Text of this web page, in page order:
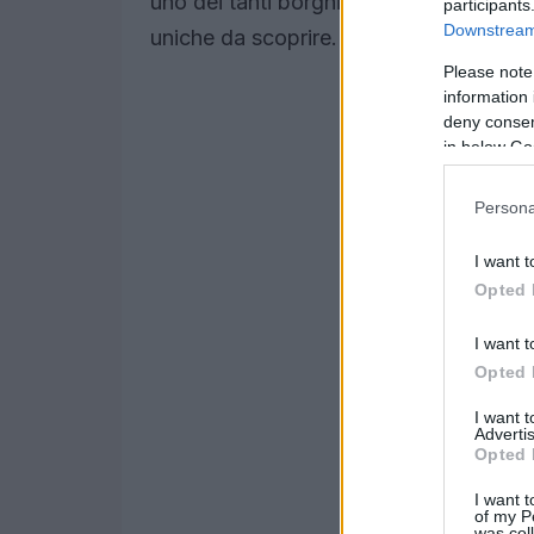
Please
information
deny
in below
I want
Opted
I want
Opted
I want
Opted
I want
of my
uniche da scoprire.